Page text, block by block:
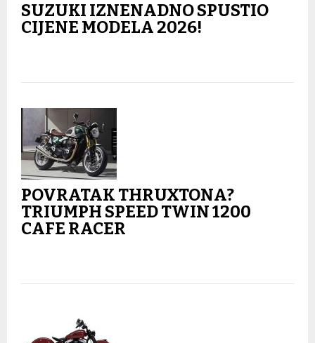
SUZUKI IZNENADNO SPUSTIO
CIJENE MODELA 2026!
POVRATAK THRUXTONA?
TRIUMPH SPEED TWIN 1200
CAFE RACER